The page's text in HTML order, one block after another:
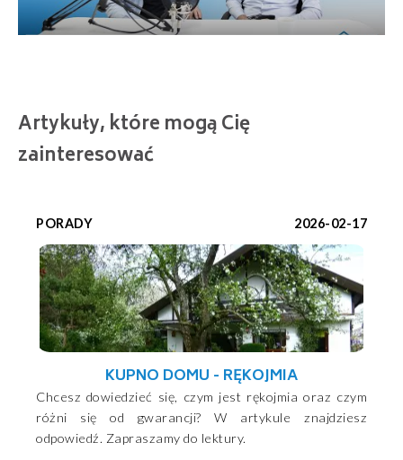
Artykuły, które mogą Cię
zainteresować
PORADY 2026-02-17
KUPNO DOMU - RĘKOJMIA
Chcesz dowiedzieć się, czym jest rękojmia oraz czym
różni się od gwarancji? W artykule znajdziesz
odpowiedź. Zapraszamy do lektury.